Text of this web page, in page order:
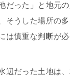
だった」と地元
そうした場所の
は慎重な判断が必
辺だった土地は